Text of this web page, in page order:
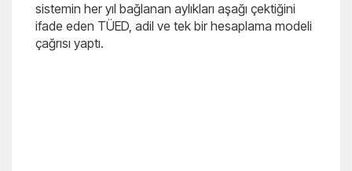
sistemin her yıl bağlanan aylıkları aşağı çektiğini
ifade eden TÜED, adil ve tek bir hesaplama modeli
çağrısı yaptı.